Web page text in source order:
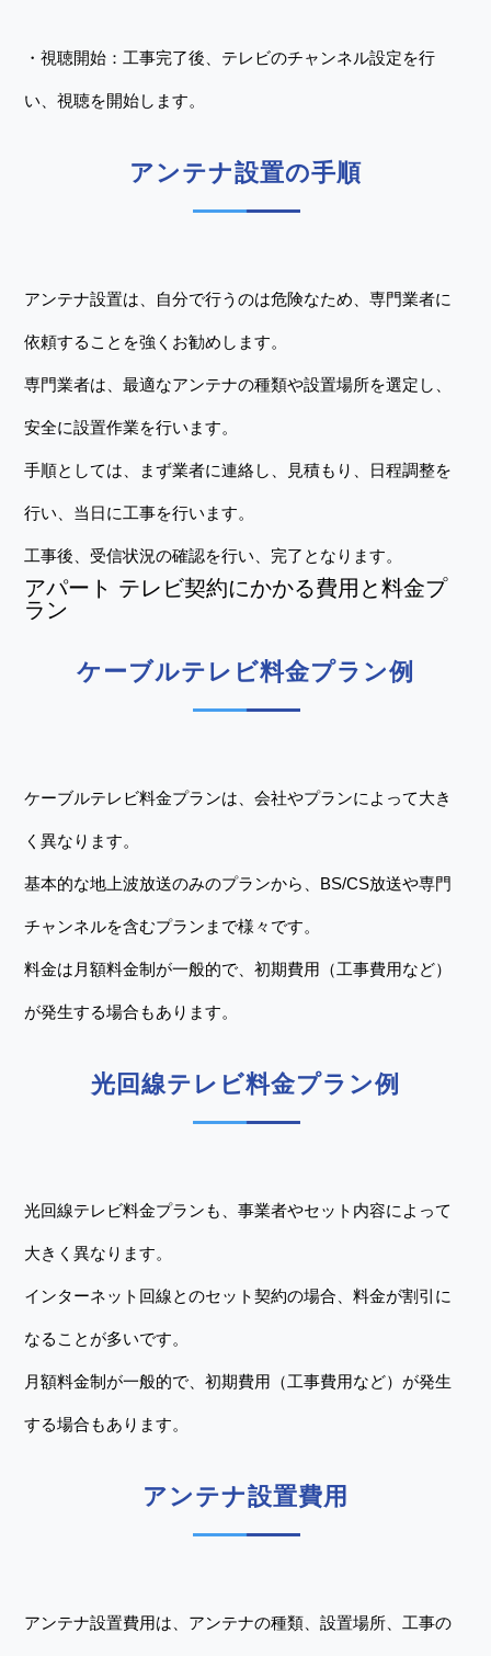
・視聴開始：工事完了後、テレビのチャンネル設定を行
い、視聴を開始します。
アンテナ設置の手順
アンテナ設置は、自分で行うのは危険なため、専門業者に
依頼することを強くお勧めします。
専門業者は、最適なアンテナの種類や設置場所を選定し、
安全に設置作業を行います。
手順としては、まず業者に連絡し、見積もり、日程調整を
行い、当日に工事を行います。
工事後、受信状況の確認を行い、完了となります。
アパート テレビ契約にかかる費用と料金プ
ラン
ケーブルテレビ料金プラン例
ケーブルテレビ料金プランは、会社やプランによって大き
く異なります。
基本的な地上波放送のみのプランから、BS/CS放送や専門
チャンネルを含むプランまで様々です。
料金は月額料金制が一般的で、初期費用（工事費用など）
が発生する場合もあります。
光回線テレビ料金プラン例
光回線テレビ料金プランも、事業者やセット内容によって
大きく異なります。
インターネット回線とのセット契約の場合、料金が割引に
なることが多いです。
月額料金制が一般的で、初期費用（工事費用など）が発生
する場合もあります。
アンテナ設置費用
アンテナ設置費用は、アンテナの種類、設置場所、工事の